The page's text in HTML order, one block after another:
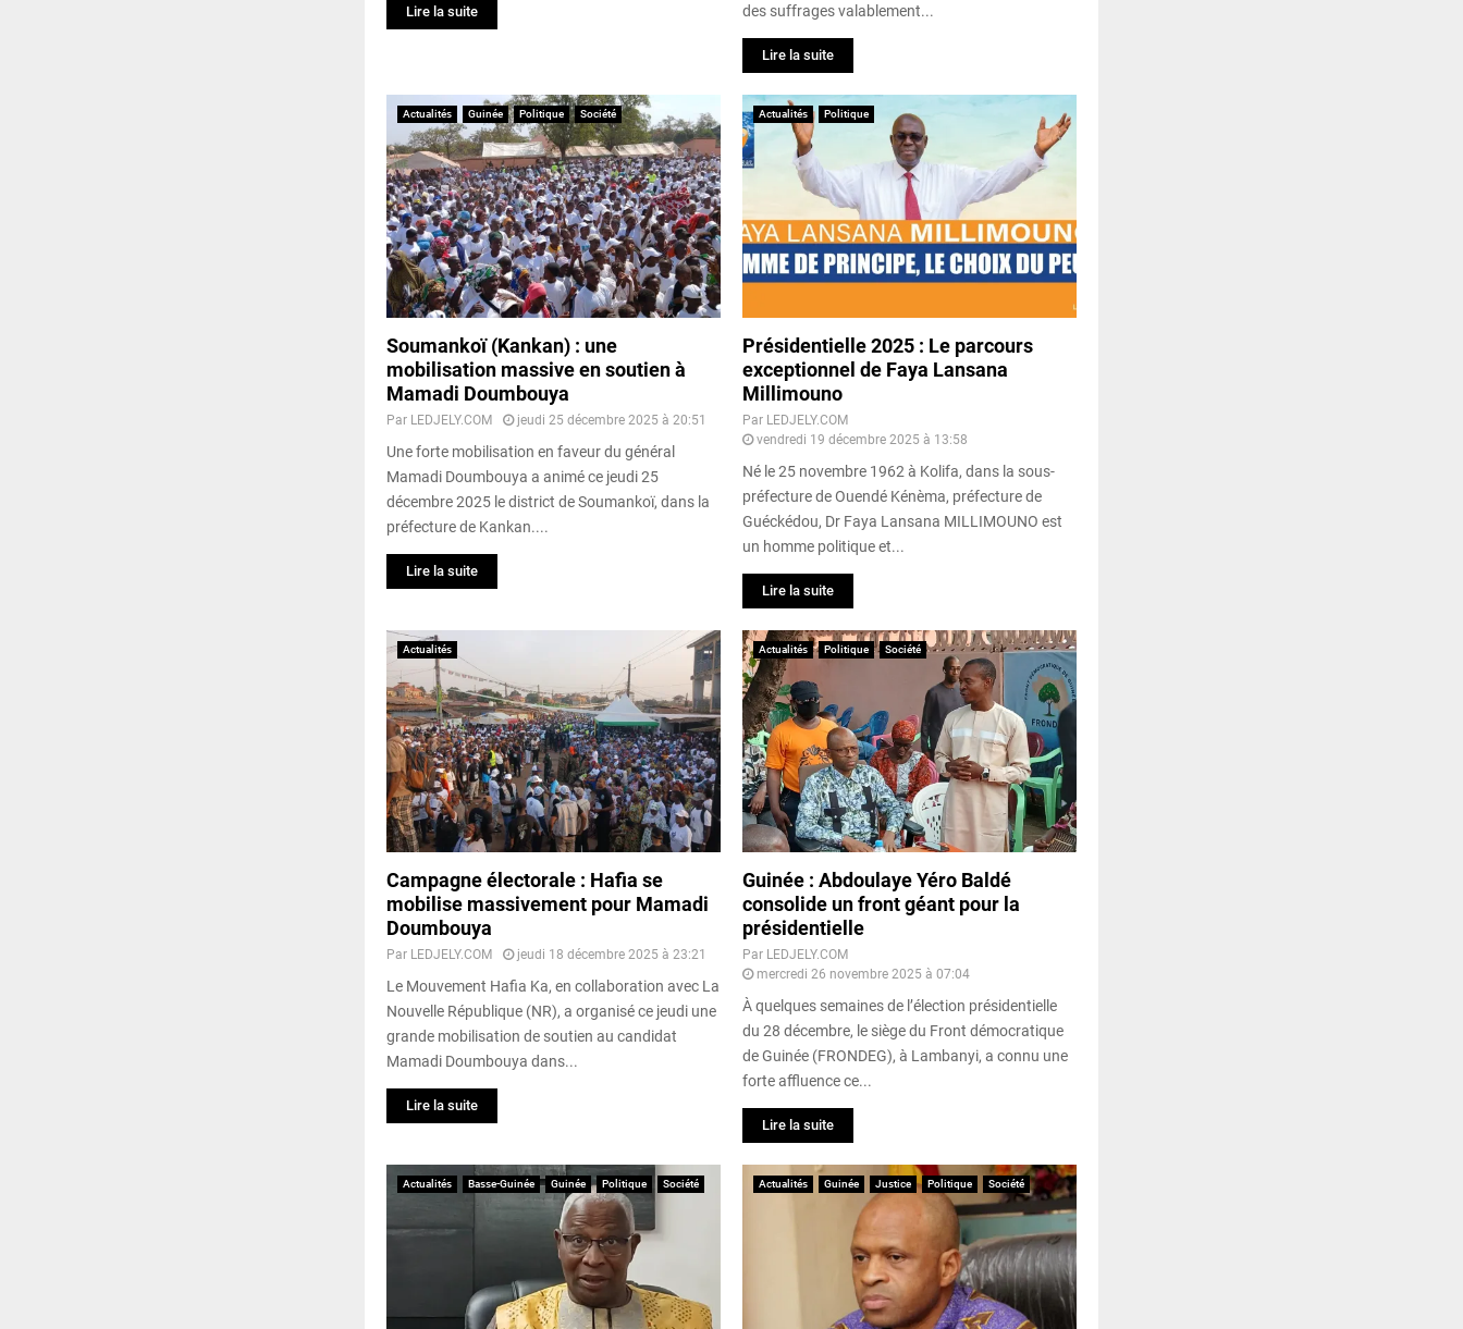
Lire la suite
des suffrages valablement...
Lire la suite
Actualités Guinée Politique Société
Soumankoï (Kankan) : une
mobilisation massive en soutien à
Mamadi Doumbouya
Par LEDJELY.COM jeudi 25 décembre 2025 à 20:51
Une forte mobilisation en faveur du général
Mamadi Doumbouya a animé ce jeudi 25
décembre 2025 le district de Soumankoï, dans la
préfecture de Kankan....
Lire la suite
Actualités Politique
Présidentielle 2025 : Le parcours
exceptionnel de Faya Lansana
Millimouno
Par LEDJELY.COM
vendredi 19 décembre 2025 à 13:58
Né le 25 novembre 1962 à Kolifa, dans la sous-
préfecture de Ouendé Kénèma, préfecture de
Guéckédou, Dr Faya Lansana MILLIMOUNO est
un homme politique et...
Lire la suite
Actualités
Campagne électorale : Hafia se
mobilise massivement pour Mamadi
Doumbouya
Par LEDJELY.COM jeudi 18 décembre 2025 à 23:21
Le Mouvement Hafia Ka, en collaboration avec La
Nouvelle République (NR), a organisé ce jeudi une
grande mobilisation de soutien au candidat
Mamadi Doumbouya dans...
Lire la suite
Actualités Politique Société
Guinée : Abdoulaye Yéro Baldé
consolide un front géant pour la
présidentielle
Par LEDJELY.COM
mercredi 26 novembre 2025 à 07:04
À quelques semaines de l’élection présidentielle
du 28 décembre, le siège du Front démocratique
de Guinée (FRONDEG), à Lambanyi, a connu une
forte affluence ce...
Lire la suite
Actualités Basse-Guinée Guinée Politique Société Actualités Guinée Justice Politique Société